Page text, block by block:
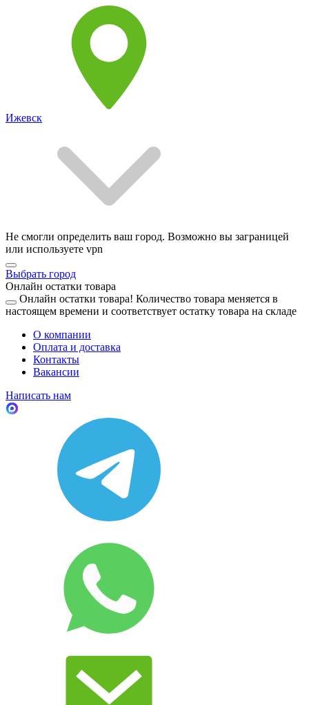
Ижевск
Не смогли определить ваш город. Возможно вы заграницей
или используете vpn
Выбрать город
Онлайн остатки товара
Онлайн остатки товара! Количество товара меняется в
настоящем времени и соответствует остатку товара на складе
О компании
Оплата и доставка
Контакты
Вакансии
Написать нам